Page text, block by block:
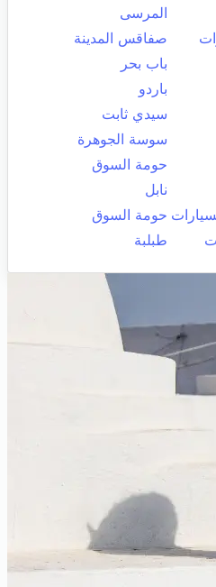
المرسى
صفاقس المدينة
باب بحر
باردو
سيدي ثابت
سوسة الجوهرة
حومة السوق
نابل
حومة السوق
طبلبة